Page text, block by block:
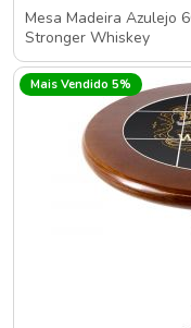
Mesa Madeira Azulejo
Stronger Whiskey
Mais Vendido 5%